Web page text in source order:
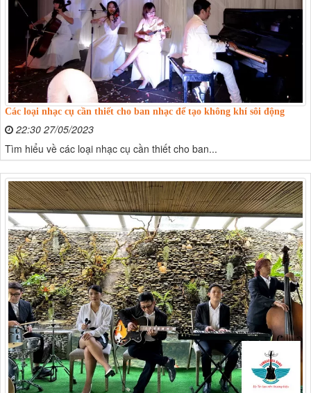
Các loại nhạc cụ cần thiết cho ban nhạc để tạo không khí sôi động
22:30 27/05/2023
Tìm hiểu về các loại nhạc cụ cần thiết cho ban...